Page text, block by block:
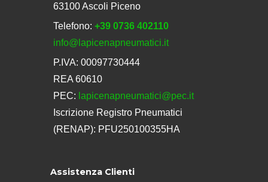
63100 Ascoli Piceno
Telefono: +39 0736 402110
info@lapicenapneumatici.it
P.IVA: 00097730444
REA 60610
PEC: lapicenapneumatici@pec.it
Iscrizione Registro Pneumatici
(RENAP): PFU250100355HA
Assistenza Clienti